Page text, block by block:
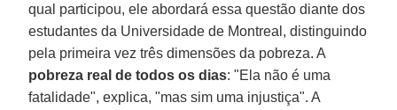
qual participou, ele abordará essa questão diante dos
estudantes da Universidade de Montreal, distinguindo
pela primeira vez três dimensões da pobreza. A
pobreza real de todos os dias: "Ela não é uma
fatalidade", explica, "mas sim uma injustiça". A